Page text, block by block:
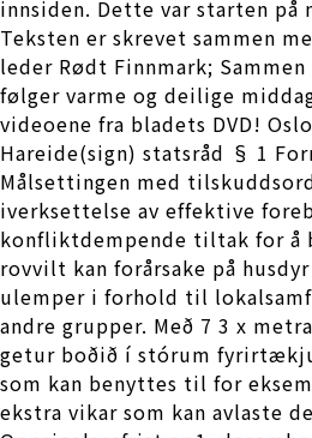
innsiden. Dette var starten på
Teksten er skrevet sammen
leder Rødt Finnmark;
følger varme og deilige
videoene fra bladets DVD!
Hareide(sign) statsråd § 1
Målsettingen med
iverksettelse av effektive
konfliktdempende tiltak for å
rovvilt kan forårsake på
ulemper i forhold til
andre grupper. Með 7 3 x
getur boðið í stórum
som kan benyttes til for
ekstra vikar som kan avlaste